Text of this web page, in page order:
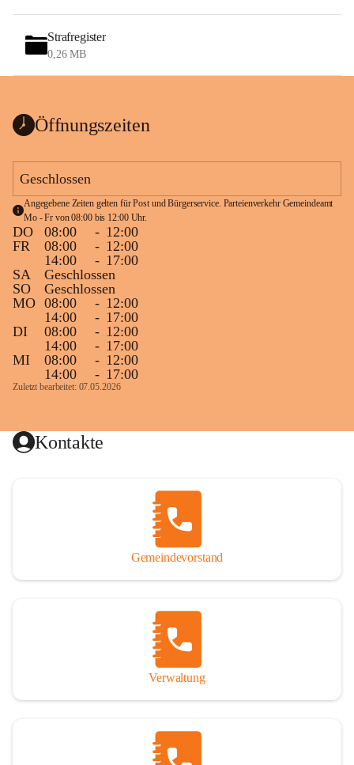
Strafregister
0,26 MB
Öffnungszeiten
Geschlossen
Angegebene Zeiten gelten für Post und Bürgerservice. Parteienverkehr Gemeindeamt
Mo - Fr von 08:00 bis 12:00 Uhr.
DO 08:00 - 12:00
FR
08:00 - 12:00
14:00
- 17:00
SA
Geschlossen
SO
Geschlossen
MO 08:00 - 12:00
14:00
- 17:00
DI
08:00 - 12:00
14:00
- 17:00
MI
08:00 - 12:00
14:00
- 17:00
Zuletzt bearbeitet: 07.05.2026
Kontakte
Gemeindevorstand
Verwaltung